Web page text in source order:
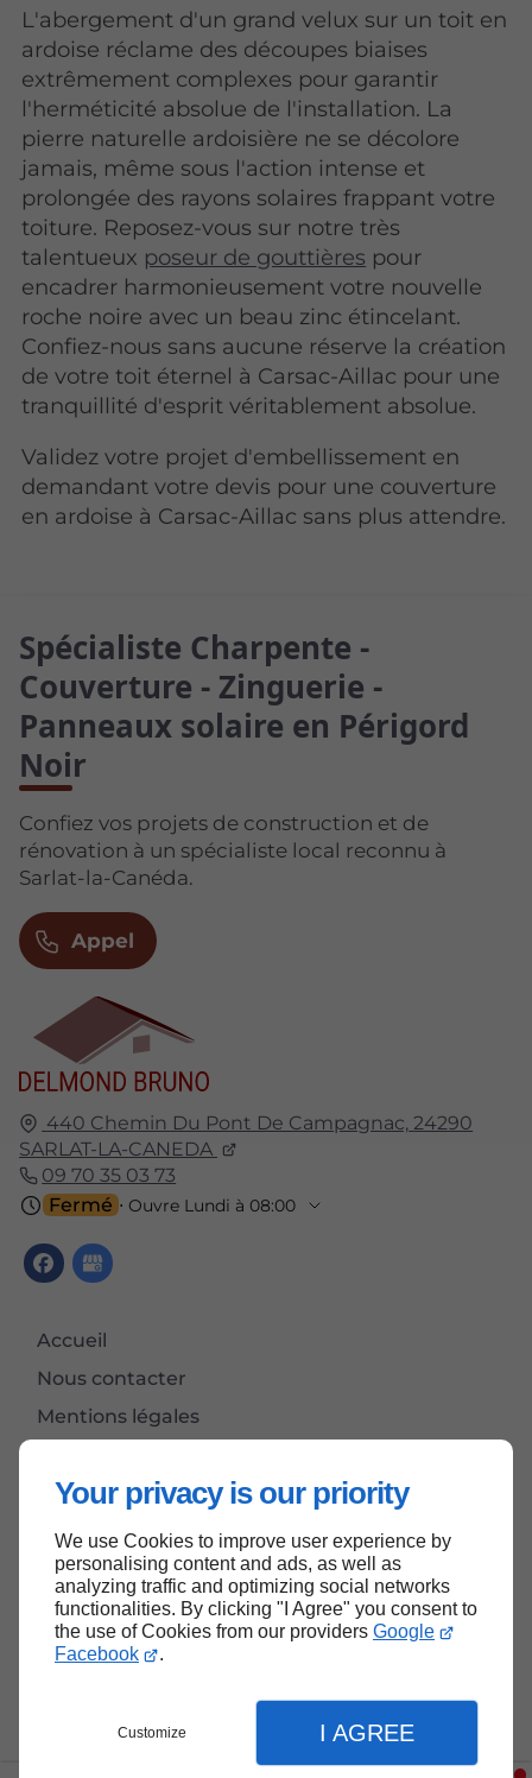
Your privacy is our priority
We use Cookies to improve user experience by
personalising content and ads, as well as
analyzing traffic and optimizing social networks
functionalities. By clicking "I Agree" you consent to
the use of Cookies from our providers Google
Facebook
.
Customize I AGREE
L'abergement d'un grand velux sur un toit en
ardoise réclame des découpes biaises
extrêmement complexes pour garantir
l'herméticité absolue de l'installation. La
pierre naturelle ardoisière ne se décolore
jamais, même sous l'action intense et
prolongée des rayons solaires frappant votre
toiture. Reposez-vous sur notre très
talentueux poseur de gouttières pour
encadrer harmonieusement votre nouvelle
roche noire avec un beau zinc étincelant.
Confiez-nous sans aucune réserve la création
de votre toit éternel à Carsac-Aillac pour une
tranquillité d'esprit véritablement absolue.
Validez votre projet d'embellissement en
demandant votre devis pour une couverture
en ardoise à Carsac-Aillac sans plus attendre.
440 Chemin Du Pont De Campagnac, 24290
SARLAT-LA-CANEDA
09 70 35 03 73
Fermé ⋅ Ouvre Lundi à 08:00
Accueil
Nous contacter
Mentions légales
Spécialiste Charpente -
Couverture - Zinguerie -
Panneaux solaire en Périgord
Noir
Confiez vos projets de construction et de
rénovation à un spécialiste local reconnu à
Sarlat-la-Canéda.
Appel
Haut de page